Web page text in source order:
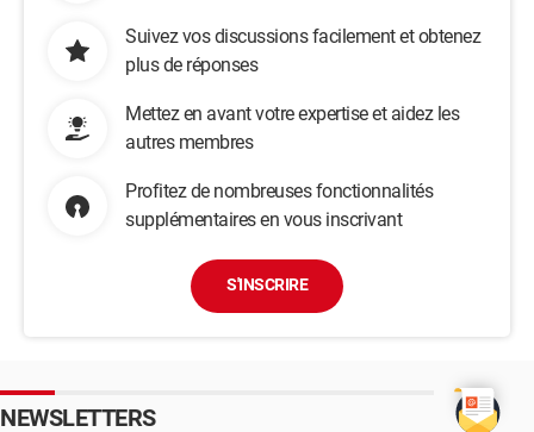
Suivez vos discussions facilement et obtenez
plus de réponses
Mettez en avant votre expertise et aidez les
autres membres
Profitez de nombreuses fonctionnalités
supplémentaires en vous inscrivant
S'INSCRIRE
NEWSLETTERS